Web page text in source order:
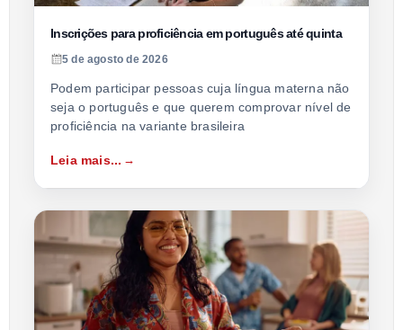
Inscrições para proficiência em português até quinta
5 de agosto de 2026
Podem participar pessoas cuja língua materna não
seja o português e que querem comprovar nível de
proficiência na variante brasileira
Leia mais...